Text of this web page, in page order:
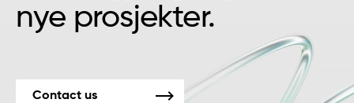
nye prosjekter.
Contact us